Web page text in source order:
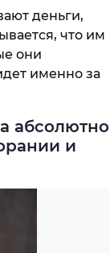
деньги,
что им
они
именно за
абсолютно
и